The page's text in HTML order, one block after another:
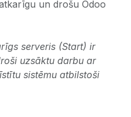
un drošu Odoo
serveris (Start) ir
uzsāktu darbu ar
sistēmu atbilstoši